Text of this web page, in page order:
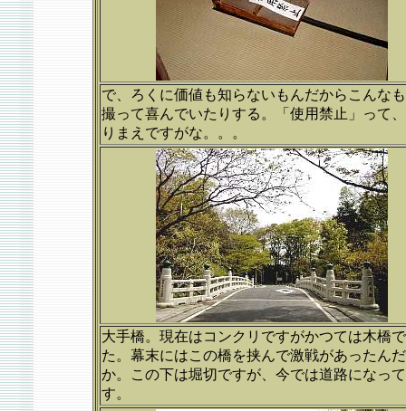
で、ろくに価値も知らないもんだからこんな
撮って喜んでいたりする。「使用禁止」って
りまえですがな。。。
大手橋。現在はコンクリですがかつては木橋
た。幕末にはこの橋を挟んで激戦があったん
か。この下は堀切ですが、今では道路になっ
す。